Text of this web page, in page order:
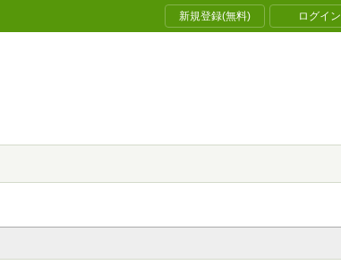
新規登録(無料) ログイン